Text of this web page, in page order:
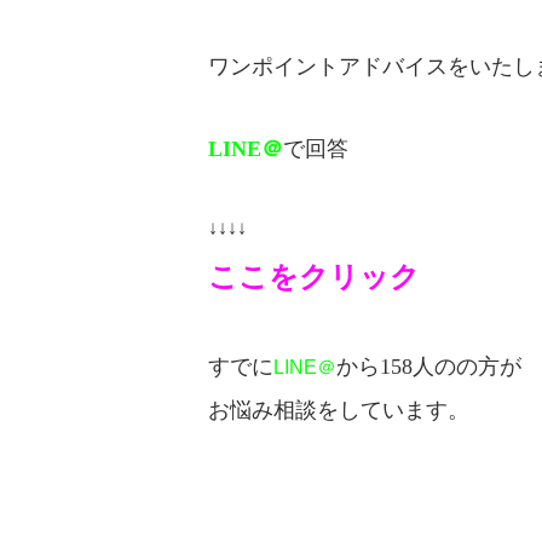
ワンポイントアドバイスをいたし
LINE＠で回答
↓↓↓↓
ここをクリック
すでに LINE＠から158人のの方が
お悩み相談をしています。